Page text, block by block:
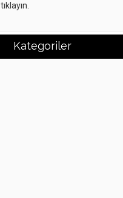
tıklayın.
Kategoriler